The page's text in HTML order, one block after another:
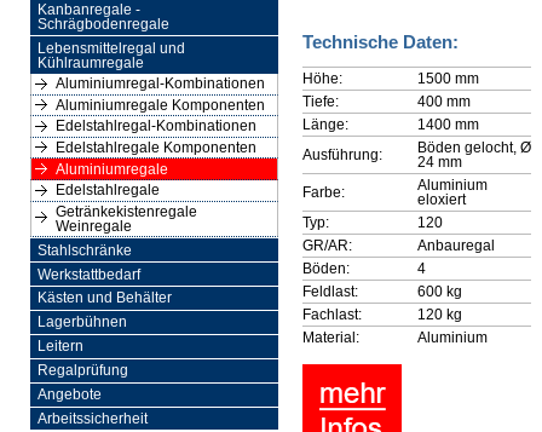
Kanbanregale -
Schrägbodenregale
Lebensmittelregal und
Kühlraumregale
Aluminiumregal-Kombinationen
Aluminiumregale Komponenten
Edelstahlregal-Kombinationen
Edelstahlregale Komponenten
Aluminiumregale
Edelstahlregale
Getränkekistenregale
Weinregale
Stahlschränke
Werkstattbedarf
Kästen und Behälter
Lagerbühnen
Leitern
Regalprüfung
Angebote
Arbeitssicherheit
Technische Daten:
Höhe:
1500 mm
Tiefe:
400 mm
Länge:
1400 mm
Ausführung:
Böden gelocht, Ø
24 mm
Farbe:
Aluminium
eloxiert
Typ:
120
GR/AR:
Anbauregal
Böden:
4
Feldlast:
600 kg
Fachlast:
120 kg
Material:
Aluminium